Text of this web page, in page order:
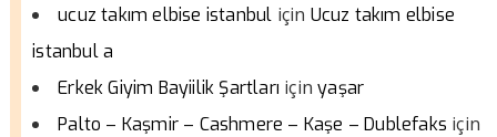
ucuz takım elbise istanbul için Ucuz takım elbise
istanbul a
Erkek Giyim Bayiilik Şartları içinyaşar
Palto – Kaşmir – Cashmere – Kaşe – Dublefaks için